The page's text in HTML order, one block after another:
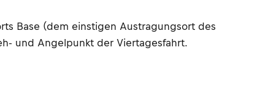
Base (dem einstigen Austragungsort des
und Angelpunkt der Viertagesfahrt.